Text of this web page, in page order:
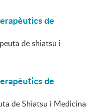
de
de shiatsu i
de
de Shiatsu i Medicina